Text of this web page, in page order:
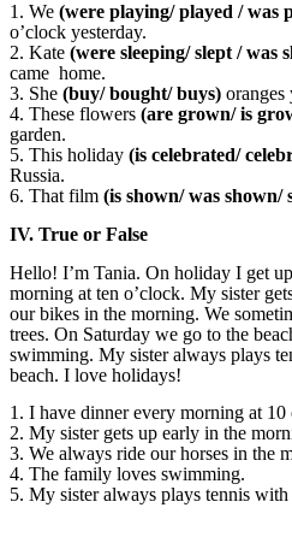
1. We (were playing/ played / was
o’clock yesterday.
2. Kate (were sleeping/ slept / was
came home.
3. She (buy/ bought/ buys) oranges
4. These flowers (are grown/ is
garden.
5. This holiday (is celebrated/
Russia.
6. That film (is shown/ was shown/
IV. True or False
Hello! I’m Tania. On holiday I get
morning at ten o’clock. My sister
our bikes in the morning. We
trees. On Saturday we go to the
swimming. My sister always plays
beach. I love holidays!
1. I have dinner every morning at 10
2. My sister gets up early in the
3. We always ride our horses in the
4. The family loves swimming.
5. My sister always plays tennis